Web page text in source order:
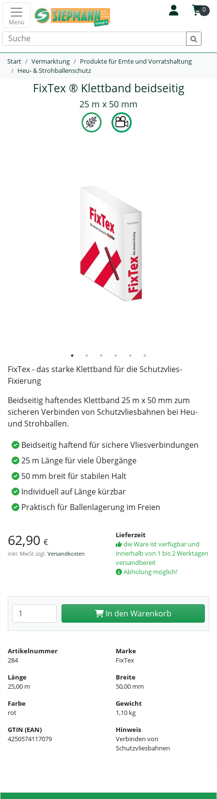
0
Menü
Start Vermarktung
Produkte für Ernte und Vorratshaltung
Heu- & Strohballenschutz
FixTex ® Klettband beidseitig
25 m x 50 mm
FixTex - das starke Klettband für die Schutzvlies-
Fixierung
Beidseitig haftendes Klettband 25 m x 50 mm zum
sicheren Verbinden von Schutzvliesbahnen bei Heu-
und Strohballen.
Beidseitig haftend für sichere Vliesverbindungen
25 m Länge für viele Übergänge
50 mm breit für stabilen Halt
Individuell auf Länge kürzbar
Praktisch für Ballenlagerung im Freien
62,90 €
inkl. MwSt zzgl. Versandkosten
Lieferzeit
die Ware ist verfügbar und
innerhalb von 1 bis 2 Werktagen
versandbereit
Abholung möglich!
Anzahl eingeben In den Warenkorb
Artikelnummer
284
Marke
FixTex
Länge
25,00 m
Breite
50,00 mm
Farbe
rot
Gewicht
1,10 kg
GTIN (EAN)
4250574117079
Hinweis
Verbinden von
Schutzvliesbahnen